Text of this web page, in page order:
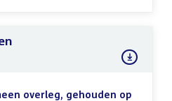
overleg, gehouden op